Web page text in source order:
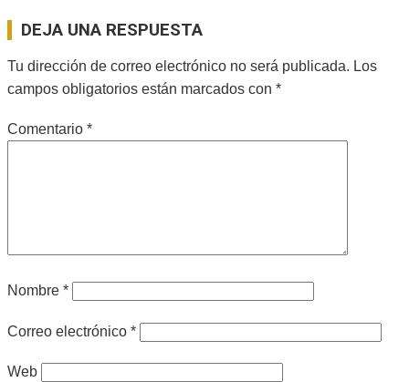
2024-
11-
12
DEJA UNA RESPUESTA
Tu dirección de correo electrónico no será publicada. Los
campos obligatorios están marcados con *
Comentario *
Nombre *
Correo electrónico *
Web